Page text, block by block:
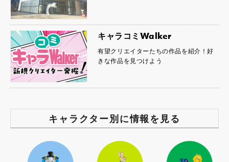
キャラコミWalker
有望クリエイターたちの作品を紹介！好
きな作品を見つけよう
キャラクター別に情報を見る